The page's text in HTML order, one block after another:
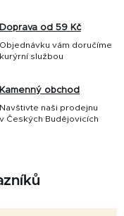
Doprava od 59 Kč
Objednávku vám doručíme
kurýrní službou
Kamenný obchod
Navštivte naši prodejnu
v Českých Budějovicích